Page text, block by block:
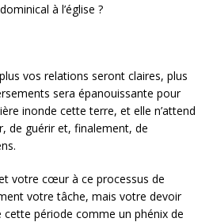
à l’église ?
vos relations seront claires, plus
sera épanouissante pour
inonde cette terre, et elle n’attend
de guérir et, finalement, de
votre cœur à ce processus de
votre tâche, mais votre devoir
période comme un phénix de